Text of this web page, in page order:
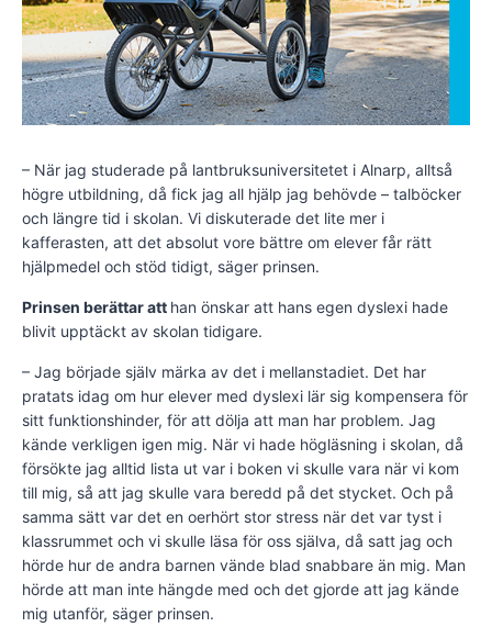
– När jag studerade på lantbruksuniversitetet i Alnarp, alltså
högre utbildning, då fick jag all hjälp jag behövde – talböcker
och längre tid i skolan. Vi diskuterade det lite mer i
kafferasten, att det absolut vore bättre om elever får rätt
hjälpmedel och stöd tidigt, säger prinsen.
Prinsen berättar att han önskar att hans egen dyslexi hade
blivit upptäckt av skolan tidigare.
– Jag började själv märka av det i mellanstadiet. Det har
pratats idag om hur elever med dyslexi lär sig kompensera för
sitt funktionshinder, för att dölja att man har problem. Jag
kände verkligen igen mig. När vi hade högläsning i skolan, då
försökte jag alltid lista ut var i boken vi skulle vara när vi kom
till mig, så att jag skulle vara beredd på det stycket. Och på
samma sätt var det en oerhört stor stress när det var tyst i
klassrummet och vi skulle läsa för oss själva, då satt jag och
hörde hur de andra barnen vände blad snabbare än mig. Man
hörde att man inte hängde med och det gjorde att jag kände
mig utanför, säger prinsen.